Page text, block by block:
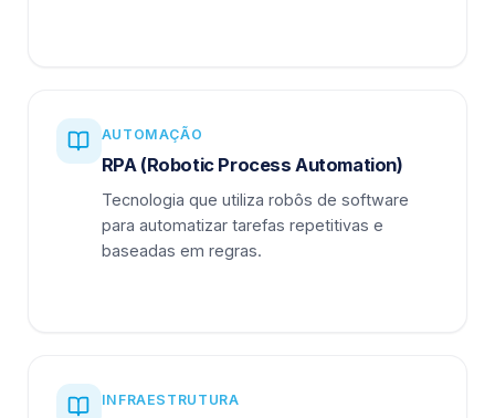
AUTOMAÇÃO
RPA (Robotic Process Automation)
Tecnologia que utiliza robôs de software
para automatizar tarefas repetitivas e
baseadas em regras.
INFRAESTRUTURA